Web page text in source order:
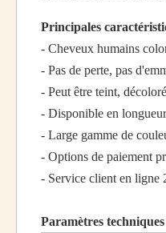
Principales
- Cheveux humains
- Pas de perte, pas
- Peut être teint,
- Disponible en
- Large gamme de
- Options de paiement
- Service client en ligne
Paramètres techniques